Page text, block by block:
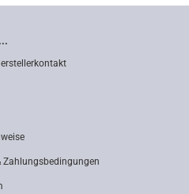
Zahlungsbedingungen